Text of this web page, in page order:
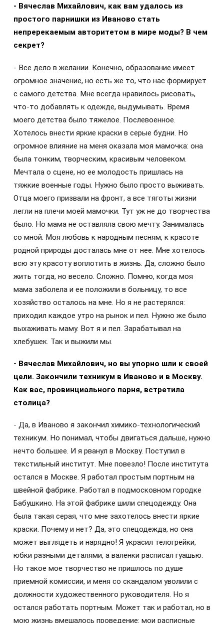
- Вячеслав Михайлович, как вам удалось из
простого парнишки из Иваново стать
непререкаемым авторитетом в мире моды? В чем
секрет?
- Все дело в желании. Конечно, образование имеет
огромное значение, но есть же то, что нас формирует
с самого детства. Мне всегда нравилось рисовать,
что-то добавлять к одежде, выдумывать. Время
моего детства было тяжелое. Послевоенное.
Хотелось внести яркие краски в серые будни. Но
огромное влияние на меня оказала моя мамочка: она
была тонким, творческим, красивым человеком.
Мечтала о сцене, но ее молодость пришлась на
тяжкие военные годы. Нужно было просто выживать.
Отца моего призвали на фронт, а все тяготы жизни
легли на плечи моей мамочки. Тут уж не до творчества
было. Но мама не оставляла свою мечту. Занималась
со мной. Моя любовь к народным песням, к красоте
родной природы досталась мне от нее. Мне хотелось
всю эту красоту воплотить в жизнь. Да, сложно было
жить тогда, но весело. Сложно. Помню, когда моя
мама заболела и ее положили в больницу, то все
хозяйство осталось на мне. Но я не растерялся:
приходил каждое утро на рынок и пел. Нужно же было
выхаживать маму. Вот я и пел. Зарабатывал на
хлебушек. Так и выжили мы.
- Вячеслав Михайлович, но вы упорно шли к своей
цели. Закончили техникум в Иваново и в Москву.
Как вас, провинциального парня, встретила
столица?
- Да, в Иваново я закончил химико-технологический
техникум. Но понимал, чтобы двигаться дальше, нужно
нечто большее. И я рванул в Москву. Поступил в
текстильный институт. Мне повезло! После института
остался в Москве. Я работал простым портным на
швейной фабрике. Работал в подмосковном городке
Бабушкино. На этой фабрике шили спецодежду. Она
была такая серая, что мне захотелось внести яркие
краски. Почему и нет? Да, это спецодежда, но она
может выглядеть и нарядно! Я украсил телогрейки,
юбки разными деталями, а валенки расписал гуашью.
Но такое мое творчество не пришлось по душе
приемной комиссии, и меня со скандалом уволили с
должности художественного руководителя. Но я
остался работать портным. Может так и работал, но в
мою жизнь вмешалось проведение: мои расписные